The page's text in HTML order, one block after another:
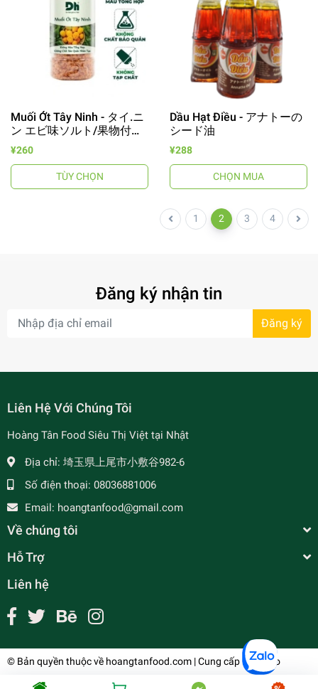
Muối Ớt Tây Ninh - タイ.ニ
ン エビ味ソルト/果物付け
用塩
¥260
TÙY CHỌN
Dầu Hạt Điều - アナトーの
シード油
¥288
CHỌN MUA
1 2 3 4
Đăng ký nhận tin
Đăng ký
Liên Hệ Với Chúng Tôi
Hoàng Tân Food Siêu Thị Việt tại Nhật
Địa chỉ: 埼玉県上尾市小敷谷982-6
Số điện thoại: 08036881006
Email: hoangtanfood@gmail.com
Về chúng tôi
Hỗ Trợ
Liên hệ
© Bản quyền thuộc về hoangtanfood.com | Cung cấp bởiSapo